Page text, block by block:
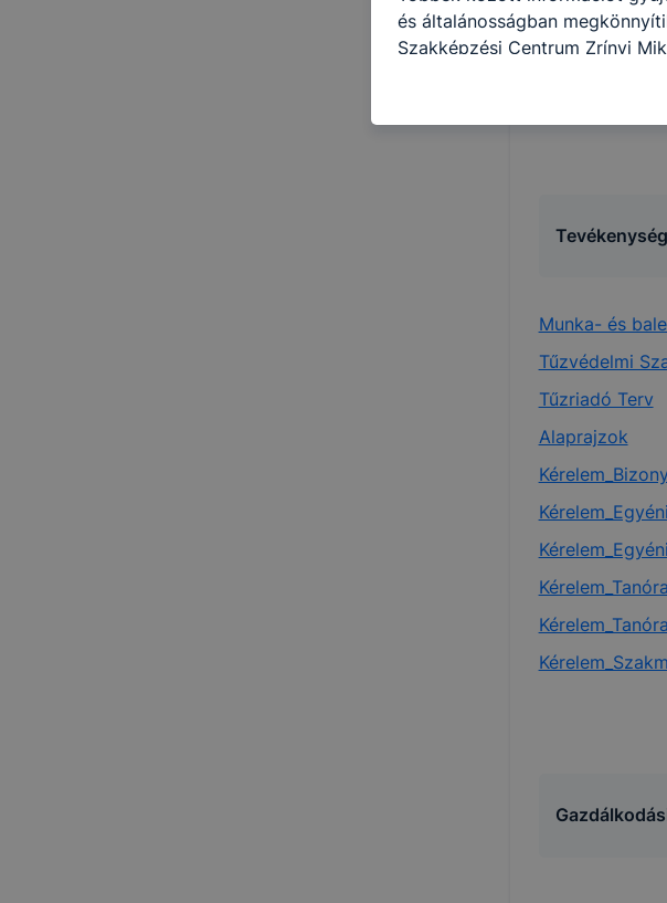
Munka- és
Tűzvédelmi
Tűzriadó Terv
Alaprajzok
és általánosságban
Szakképzési Centrum Zrínyi
a következő célokból
használja Ön a honlapot -
látogatja, vagy használja
legtöbb böngésző
lehetővé tétele, a cookie-k
előfordulhat, hogy
teljes körű használatára, vagy